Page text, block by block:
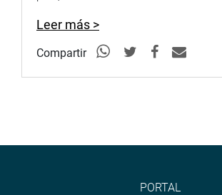
Leer más >
Compartir
PORTAL